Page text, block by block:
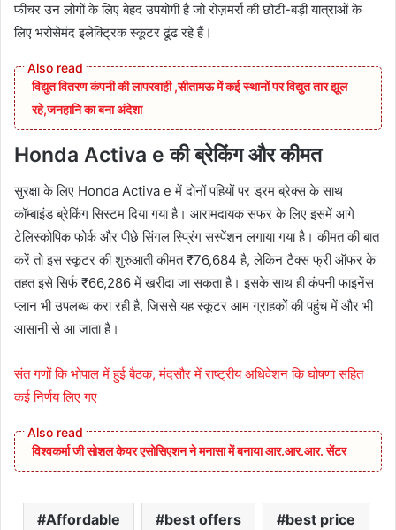
फीचर उन लोगों के लिए बेहद उपयोगी है जो रोज़मर्रा की छोटी-बड़ी यात्राओं के
लिए भरोसेमंद इलेक्ट्रिक स्कूटर ढूंढ रहे हैं।
विद्युत वितरण कंपनी की लापरवाही ,सीतामऊ में कई स्थानों पर विद्युत तार झूल
रहे,जनहानि का बना अंदेशा
Honda Activa e की ब्रेकिंग और कीमत
सुरक्षा के लिए Honda Activa e में दोनों पहियों पर ड्रम ब्रेक्स के साथ
कॉम्बाइंड ब्रेकिंग सिस्टम दिया गया है। आरामदायक सफर के लिए इसमें आगे
टेलिस्कोपिक फोर्क और पीछे सिंगल स्प्रिंग सस्पेंशन लगाया गया है। कीमत की बात
करें तो इस स्कूटर की शुरुआती कीमत ₹76,684 है, लेकिन टैक्स फ्री ऑफर के
तहत इसे सिर्फ ₹66,286 में खरीदा जा सकता है। इसके साथ ही कंपनी फाइनेंस
प्लान भी उपलब्ध करा रही है, जिससे यह स्कूटर आम ग्राहकों की पहुंच में और भी
आसानी से आ जाता है।
संत गणों कि भोपाल में हुई बैठक, मंदसौर में राष्ट्रीय अधिवेशन कि घोषणा सहित
कई निर्णय लिए गए
विश्वकर्मा जी सोशल केयर एसोसिएशन ने मनासा में बनाया आर.आर.आर. सेंटर
Affordable best offers best price